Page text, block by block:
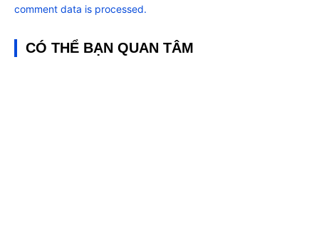
comment data is processed.
CÓ THỂ BẠN QUAN TÂM